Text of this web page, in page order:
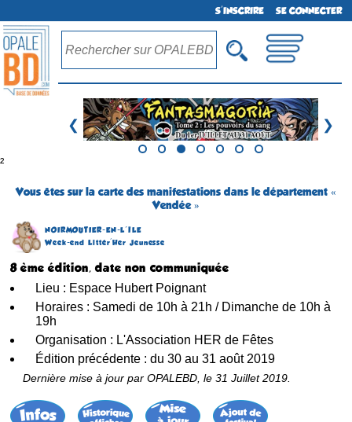
S'INSCRIRE SE CONNECTER
❮ ❯
²
Vous êtes sur la carte des manifestations dans le département «
Vendée »
NOIRMOUTIER-EN-L´ÎLE
Week-end Littér'Her Jeunesse
8 ème édition, date non communiquée
Lieu : Espace Hubert Poignant
Horaires : Samedi de 10h à 21h / Dimanche de 10h à
19h
Organisation : L'Association HER de Fêtes
Édition précédente : du 30 au 31 août 2019
Dernière mise à jour par OPALEBD, le 31 Juillet 2019.